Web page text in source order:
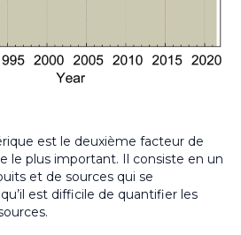
est le deuxième facteur de
le plus important. Il consiste en un
et de sources qui se
est difficile de quantifier les